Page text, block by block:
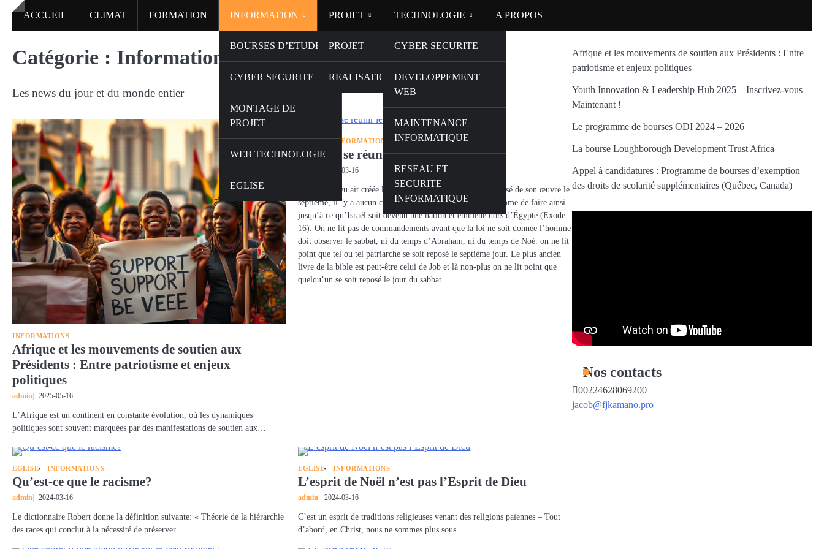
Skip
ACCUEIL CLIMAT FORMATION INFORMATION
BOURSES D’ETUDES
CYBER SECURITE
MONTAGE DE
PROJET
WEB TECHNOLOGIE
EGLISE
PROJET
PROJET
REALISATION
TECHNOLOGIE
CYBER SECURITE
DEVELOPPEMENT
WEB
MAINTENANCE
INFORMATIQUE
RESEAU ET
SECURITE
INFORMATIQUE
A PROPOS
Catégorie : Informations
Les news du jour et du monde entier
INFORMATIONS
Afrique et les mouvements de soutien aux
Présidents : Entre patriotisme et enjeux
politiques
admin 2025-05-16
L’Afrique est un continent en constante évolution, où les dynamiques
politiques sont souvent marquées par des manifestations de soutien aux…
EGLISE INFORMATIONS
Doit-on se réunir le samedi ?
admin 2024-03-16
Bien que Dieu ait créée le monde en six jours et se soit reposé de son œuvre le
septième, il ‘y a aucun commandements de Dieu pour l’homme de faire ainsi
jusqu’à ce qu’Israël soit devenu une nation et emmené hors d’Égypte (Exode
16). On ne lit pas de commandements avant que la loi ne soit donnée l’homme
doit observer le sabbat, ni du temps d’Abraham, ni du temps de Noé. on ne lit
point que tel ou tel patriarche se soit reposé le septième jour. Le plus ancien
livre de la bible est peut-être celui de Job et là non-plus on ne lit point que
quelqu’un se soit reposé le jour du sabbat.
EGLISE INFORMATIONS
Qu’est-ce que le racisme?
admin 2024-03-16
Le dictionnaire Robert donne la définition suivante: « Théorie de la hiérarchie
des races qui conclut à la nécessité de préserver…
EGLISE INFORMATIONS
L’esprit de Noël n’est pas l’Esprit de Dieu
admin 2024-03-16
C’est un esprit de traditions religieuses venant des religions païennes – Tout
d’abord, en Christ, nous ne sommes plus sous…
Afrique et les mouvements de soutien aux Présidents : Entre
patriotisme et enjeux politiques
Youth Innovation & Leadership Hub 2025 – Inscrivez-vous
Maintenant !
Le programme de bourses ODI 2024 – 2026
La bourse Loughborough Development Trust Africa
Appel à candidatures : Programme de bourses d’exemption
des droits de scolarité supplémentaires (Québec, Canada)
Nos contacts
00224628069200
jacob@fjkamano.pro